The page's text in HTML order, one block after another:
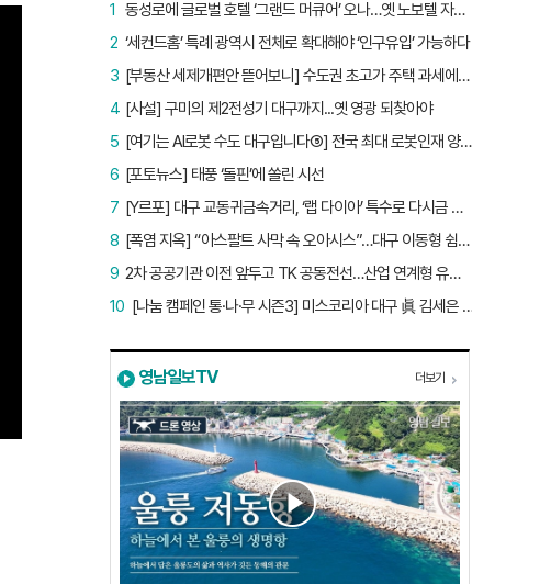
동성로에 글로벌 호텔 ‘그랜드 머큐어’ 오나…옛 노보텔 자리 사무실 개설
1
‘세컨드홈’ 특례 광역시 전체로 확대해야 ‘인구유입’ 가능하다
2
[부동산 세제개편안 뜯어보니] 수도권 초고가 주택 과세에만 초점…침체된 지방 부동산 대책은 없다
3
[사설] 구미의 제2전성기 대구까지...옛 영광 되찾아야
4
[여기는 AI로봇 수도 대구입니다⑤] 전국 최대 로봇인재 양성소…“대구산업 맞춤형 교육과정 만들자”
5
[포토뉴스] 태풍 ‘돌핀’에 쏠린 시선
6
[Y르포] 대구 교동귀금속거리, ‘랩 다이아’ 특수로 다시금 활기…“반짝 인기 의존 않는 지속 가능 성장 동력 마련해야”
7
[폭염 지옥] “아스팔트 사막 속 오아시스”…대구 이동형 쉼터 버스 ‘북적’, 지하철역도 ‘바글’
8
2차 공공기관 이전 앞두고 TK 공동전선…산업 연계형 유치 승부수
9
[나눔 캠페인 통·나·무 시즌3] 미스코리아 대구 眞 김세은 “내가 받은 응원, 다음 사람에게”
10
영남일보TV 더보기